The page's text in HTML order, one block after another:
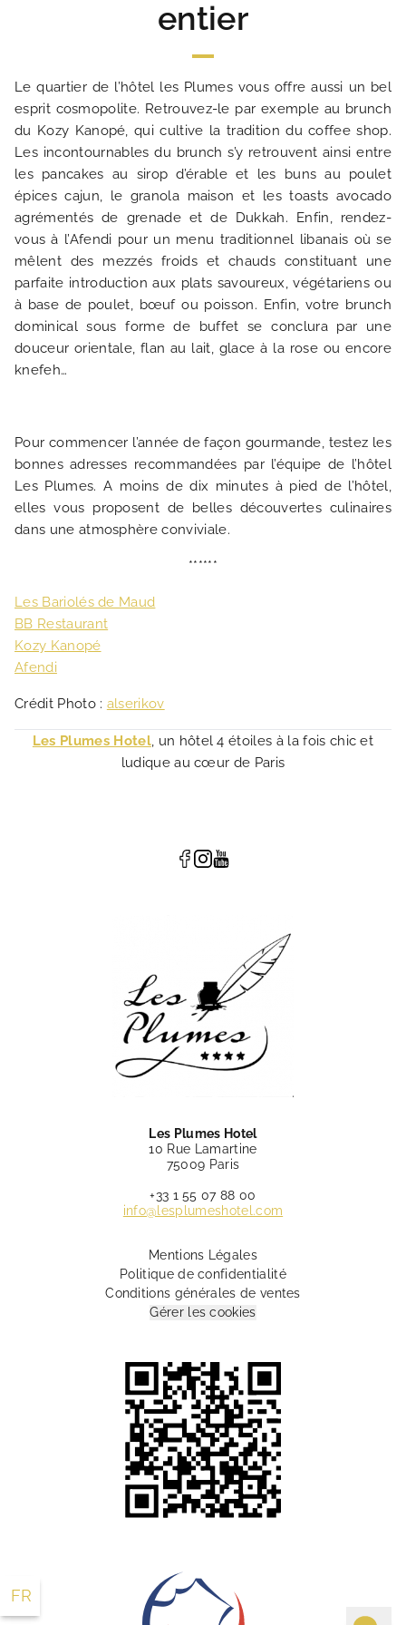
NOS ENGAGEMENTS
GALERIE PHOTOS
SITUATION
ACTUALITÉS
FAQ
entier
Le quartier de l’hôtel les Plumes vous offre aussi un bel
esprit cosmopolite. Retrouvez-le par exemple au brunch
du Kozy Kanopé, qui cultive la tradition du coffee shop.
Les incontournables du brunch s’y retrouvent ainsi entre
les pancakes au sirop d’érable et les buns au poulet
épices cajun, le granola maison et les toasts avocado
agrémentés de grenade et de Dukkah. Enfin, rendez-
vous à l’Afendi pour un menu traditionnel libanais où se
mêlent des mezzés froids et chauds constituant une
parfaite introduction aux plats savoureux, végétariens ou
à base de poulet, bœuf ou poisson. Enfin, votre brunch
dominical sous forme de buffet se conclura par une
douceur orientale, flan au lait, glace à la rose ou encore
knefeh…
Pour commencer l’année de façon gourmande, testez les
bonnes adresses recommandées par l’équipe de l’hôtel
Les Plumes. A moins de dix minutes à pied de l’hôtel,
elles vous proposent de belles découvertes culinaires
dans une atmosphère conviviale.
******
Les Bariolés de Maud
BB Restaurant
Kozy Kanopé
Afendi
Crédit Photo : alserikov
Les Plumes Hotel, un hôtel 4 étoiles à la fois chic et
ludique au cœur de Paris
FR
EN
Les Plumes Hotel
10 Rue Lamartine
75009 Paris
+33 1 55 07 88 00
info@lesplumeshotel.com
Mentions Légales
Politique de confidentialité
Conditions générales de ventes
Gérer les cookies